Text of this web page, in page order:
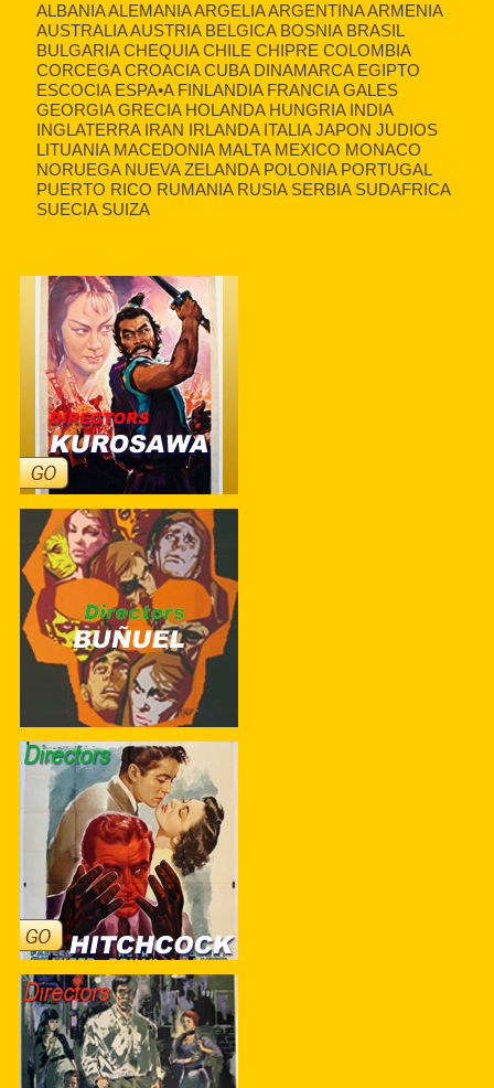
ALBANIA ALEMANIA ARGELIA ARGENTINA ARMENIA
AUSTRALIA AUSTRIA BELGICA BOSNIA BRASIL
BULGARIA CHEQUIA CHILE CHIPRE COLOMBIA
CORCEGA CROACIA CUBA DINAMARCA EGIPTO
ESCOCIA ESPA•A FINLANDIA FRANCIA GALES
GEORGIA GRECIA HOLANDA HUNGRIA INDIA
INGLATERRA IRAN IRLANDA ITALIA JAPON JUDIOS
LITUANIA MACEDONIA MALTA MEXICO MONACO
NORUEGA NUEVA ZELANDA POLONIA PORTUGAL
PUERTO RICO RUMANIA RUSIA SERBIA SUDAFRICA
SUECIA SUIZA